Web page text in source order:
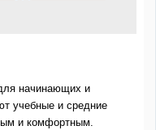
начинающих и
учебные и средние
и комфортным.